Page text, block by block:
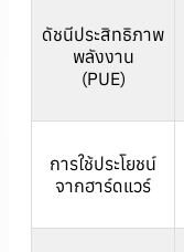
ดัชนีประสิทธิภาพ
พลังงาน
(PUE)
การใช้ประโยชน์
จากฮาร์ดแวร์